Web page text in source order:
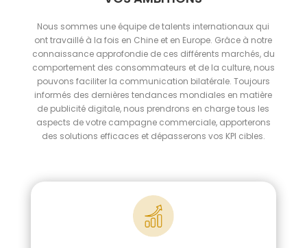
Nous sommes une équipe de talents internationaux qui
ont travaillé à la fois en Chine et en Europe. Grâce à notre
connaissance approfondie de ces différents marchés, du
comportement des consommateurs et de la culture, nous
pouvons faciliter la communication bilatérale. Toujours
informés des dernières tendances mondiales en matière
de publicité digitale, nous prendrons en charge tous les
aspects de votre campagne commerciale, apporterons
des solutions efficaces et dépasserons vos KPI cibles.